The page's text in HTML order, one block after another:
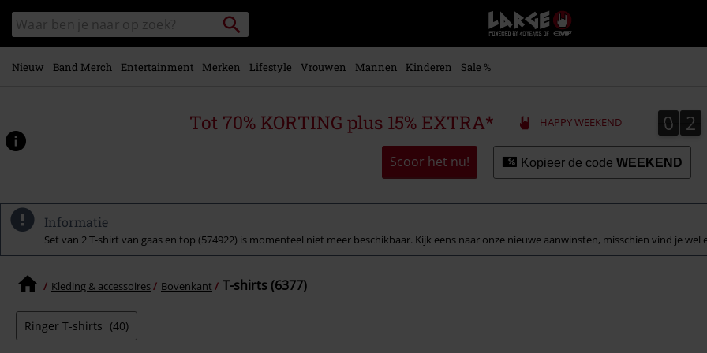
naar
hoofdinhoud
Zoek
in
catalogus
Packstation
zoeken
Large
–
Muziek-,
+
kleding
Nieuw Band Merch Entertainment Merken Lifestyle Vrouwen Mannen Kinderen Sale %
Tot 70% KORTING plus 15% EXTRA* HAPPY WEEKEND 0
0 2
2
Scoor het nu! Kopieer de code WEEKEND
Informatie
Set van 2 T-shirt van gaas en top (574922) is momenteel niet meer beschikbaar. Kijk eens naar onze nieuwe aanwinsten, misschien vind je wel
Kleding & accessoires Bovenkant T-shirts (6377)
Ringer T-shirts (40)